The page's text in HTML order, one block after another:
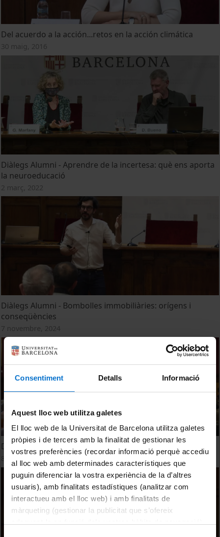
Consentiment Detalls Informació
Aquest lloc web utilitza galetes
El lloc web de la Universitat de Barcelona utilitza galetes
pròpies i de tercers amb la finalitat de gestionar les
vostres preferències (recordar informació perquè accediu
al lloc web amb determinades característiques que
puguin diferenciar la vostra experiència de la d’altres
usuaris), amb finalitats estadístiques (analitzar com
interactueu amb el lloc web) i amb finalitats de
màrqueting (gestionar la publicitat que s’ofereix
Del acuerdo a la acción...retos en la acción climática
30 maig, 2016
Diàlegs Alumni - Aprendre de la incertesa: què ens aporta
la neuroeducació
2 març, 2022
Diàlegs Alumni - Bombolles immobiliàries: orígens i
conseqüències
7 novembre, 2024
Diàlegs Alumni - Crims, reis i... genètica
8 maig, 2023